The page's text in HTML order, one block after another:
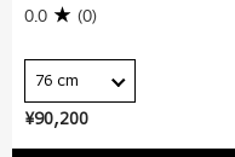
¥90,200
0.0 (0)
76 cm